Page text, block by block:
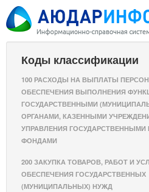
Коды классификации
100 РАСХОДЫ НА ВЫПЛАТЫ
ОБЕСПЕЧЕНИЯ ВЫПОЛНЕНИЯ
ГОСУДАРСТВЕННЫМИ
ОРГАНАМИ, КАЗЕННЫМИ
УПРАВЛЕНИЯ
ФОНДАМИ
200 ЗАКУПКА ТОВАРОВ, РАБОТ И
ОБЕСПЕЧЕНИЯ ГОСУДАРСТВЕННЫХ
(МУНИЦИПАЛЬНЫХ) НУЖД